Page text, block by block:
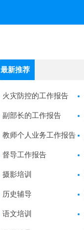
最新推荐
火灾防控的工作报告
副部长的工作报告
教师个人业务工作报告
督导工作报告
摄影培训
历史辅导
语文培训